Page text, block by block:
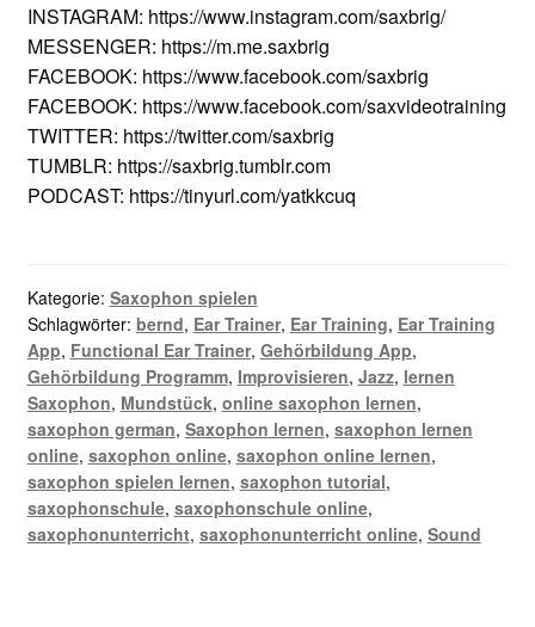
INSTAGRAM: https://www.instagram.com/saxbrig/
MESSENGER: https://m.me.saxbrig
FACEBOOK: https://www.facebook.com/saxbrig
FACEBOOK: https://www.facebook.com/saxvideotraining
TWITTER: https://twitter.com/saxbrig
TUMBLR: https://saxbrig.tumblr.com
PODCAST: https://tinyurl.com/yatkkcuq
Kategorie: Saxophon spielen
Schlagwörter: bernd, Ear Trainer, Ear Training, Ear Training
App, Functional Ear Trainer, Gehörbildung App,
Gehörbildung Programm, Improvisieren, Jazz, lernen
Saxophon, Mundstück, online saxophon lernen,
saxophon german, Saxophon lernen, saxophon lernen
online, saxophon online, saxophon online lernen,
saxophon spielen lernen, saxophon tutorial,
saxophonschule, saxophonschule online,
saxophonunterricht, saxophonunterricht online, Sound